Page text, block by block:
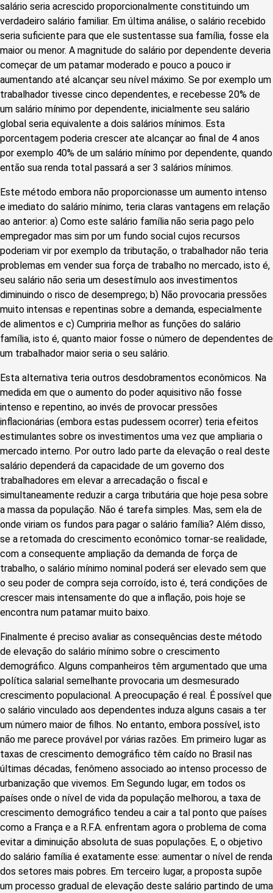
salário seria acrescido proporcionalmente constituindo um
verdadeiro salário familiar. Em última análise, o salário recebido
seria suficiente para que ele sustentasse sua família, fosse ela
maior ou menor. A magnitude do salário por dependente deveria
começar de um patamar moderado e pouco a pouco ir
aumentando até alcançar seu nível máximo. Se por exemplo um
trabalhador tivesse cinco dependentes, e recebesse 20% de
um salário mínimo por dependente, inicialmente seu salário
global seria equivalente a dois salários mínimos. Esta
porcentagem poderia crescer ate alcançar ao final de 4 anos
por exemplo 40% de um salário mínimo por dependente, quando
então sua renda total passará a ser 3 salários mínimos.
Este método embora não proporcionasse um aumento intenso
e imediato do salário mínimo, teria claras vantagens em relação
ao anterior: a) Como este salário família não seria pago pelo
empregador mas sim por um fundo social cujos recursos
poderiam vir por exemplo da tributação, o trabalhador não teria
problemas em vender sua força de trabalho no mercado, isto é,
seu salário não seria um desestímulo aos investimentos
diminuindo o risco de desemprego; b) Não provocaria pressões
muito intensas e repentinas sobre a demanda, especialmente
de alimentos e c) Cumpriria melhor as funções do salário
família, isto é, quanto maior fosse o número de dependentes de
um trabalhador maior seria o seu salário.
Esta alternativa teria outros desdobramentos econômicos. Na
medida em que o aumento do poder aquisitivo não fosse
intenso e repentino, ao invés de provocar pressões
inflacionárias (embora estas pudessem ocorrer) teria efeitos
estimulantes sobre os investimentos uma vez que ampliaria o
mercado interno. Por outro lado parte da elevação o real deste
salário dependerá da capacidade de um governo dos
trabalhadores em elevar a arrecadação o fiscal e
simultaneamente reduzir a carga tributária que hoje pesa sobre
a massa da população. Não é tarefa simples. Mas, sem ela de
onde viriam os fundos para pagar o salário família? Além disso,
se a retomada do crescimento econômico tornar-se realidade,
com a consequente ampliação da demanda de força de
trabalho, o salário mínimo nominal poderá ser elevado sem que
o seu poder de compra seja corroído, isto é, terá condições de
crescer mais intensamente do que a inflação, pois hoje se
encontra num patamar muito baixo.
Finalmente é preciso avaliar as consequências deste método
de elevação do salário mínimo sobre o crescimento
demográfico. Alguns companheiros têm argumentado que uma
política salarial semelhante provocaria um desmesurado
crescimento populacional. A preocupação é real. É possível que
o salário vinculado aos dependentes induza alguns casais a ter
um número maior de filhos. No entanto, embora possível, isto
não me parece provável por várias razões. Em primeiro lugar as
taxas de crescimento demográfico têm caído no Brasil nas
últimas décadas, fenômeno associado ao intenso processo de
urbanização que vivemos. Em Segundo lugar, em todos os
países onde o nível de vida da população melhorou, a taxa de
crescimento demográfico tendeu a cair a tal ponto que países
como a França e a R.F.A. enfrentam agora o problema de coma
evitar a diminuição absoluta de suas populações. E, o objetivo
do salário família é exatamente esse: aumentar o nível de renda
dos setores mais pobres. Em terceiro lugar, a proposta supõe
um processo gradual de elevação deste salário partindo de uma